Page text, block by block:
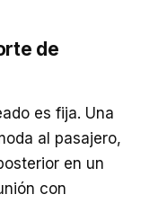
de
es fija. Una
al pasajero,
en un
con